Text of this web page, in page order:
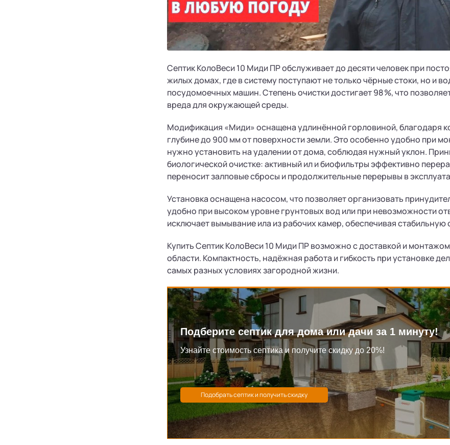
Септик КолоВеси 10 Миди ПР обслуживает до десяти человек при
жилых домах, где в систему поступают не только чёрные стоки, но и
посудомоечных машин. Степень очистки достигает 98 %, что
вреда для окружающей среды.
Модификация «Миди» оснащена удлинённой горловиной, благодаря
глубине до 900 мм от поверхности земли. Это особенно удобно при
нужно установить на удалении от дома, соблюдая нужный уклон.
биологической очистке: активный ил и биофильтры эффективно
переносит залповые сбросы и продолжительные перерывы в
Установка оснащена насосом, что позволяет организовать
удобно при высоком уровне грунтовых вод или при невозможности
исключает вымывание ила из рабочих камер, обеспечивая стабильную
Купить Септик КолоВеси 10 Миди ПР возможно с доставкой и
области. Компактность, надёжная работа и гибкость при установке
самых разных условиях загородной жизни.
Подберите септик для дома или дачи за 1 минуту!
Узнайте стоимость септика и получите скидку до 20%!